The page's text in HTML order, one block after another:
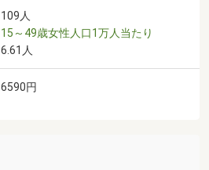
109人
15～49歳女性人口1万人当たり
6.61人
6590円